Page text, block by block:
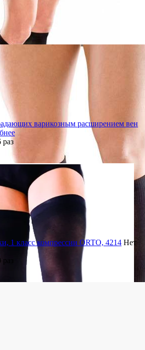
варикозным расширением вен
раз
1 класс компрессии ORTO, 4214 Нет